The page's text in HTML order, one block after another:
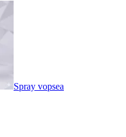
Spray vopsea